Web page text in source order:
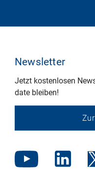
Newsletter
Jetzt kostenlosen
date bleiben!